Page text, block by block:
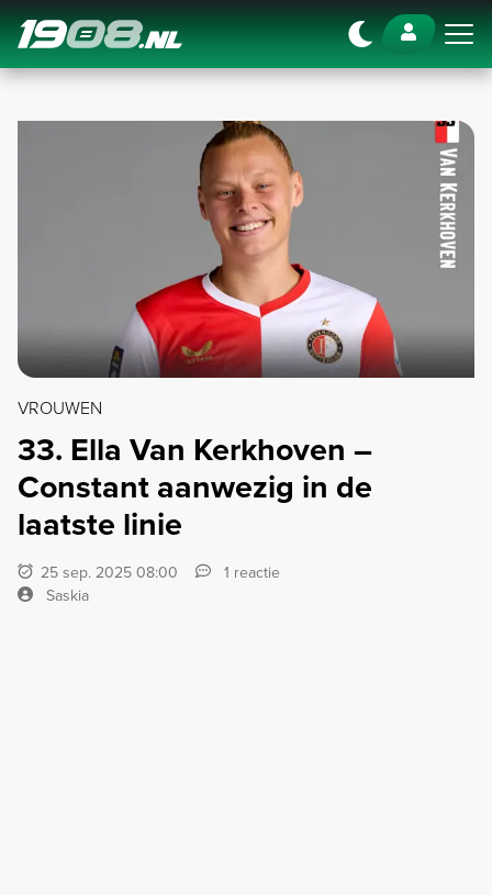
Navigation
VROUWEN
33. Ella Van Kerkhoven –
Constant aanwezig in de
laatste linie
25 sep. 2025 08:00
1 reactie
Saskia